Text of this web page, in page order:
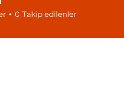
0 Takip edilenler